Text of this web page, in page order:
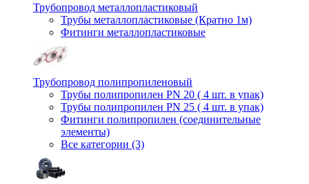
Трубопровод металлопластиковый
Трубы металлопластиковые (Кратно 1м)
Фитинги металлопластиковые
Трубопровод полипропиленовый
Трубы полипропилен PN 20 ( 4 шт. в упак)
Трубы полипропилен PN 25 ( 4 шт. в упак)
Фитинги полипропилен (cоединительные
элементы)
Все категории (3)